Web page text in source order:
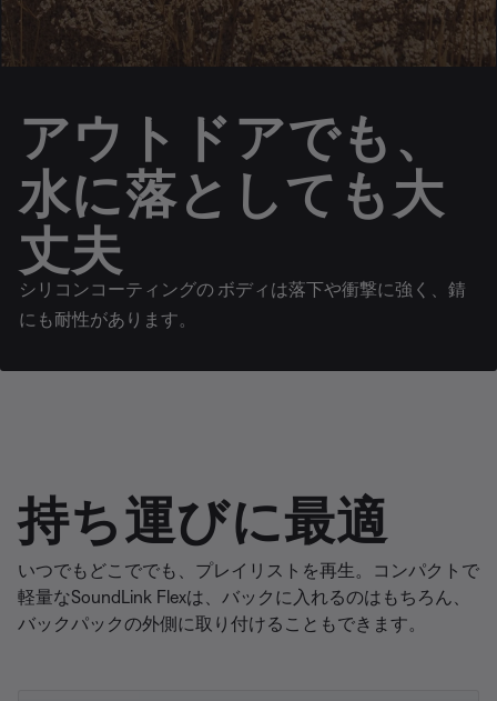
アウトドアでも、
水に落としても大
丈夫
シリコンコーティングの ボディは落下や衝撃に強く、錆
にも耐性があります。
持ち運びに最適
いつでもどこででも、プレイリストを再生。コンパクトで
軽量なSoundLink Flexは、バックに入れるのはもちろん、
バックパックの外側に取り付けることもできます。